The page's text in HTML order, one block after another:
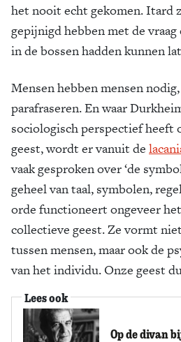
het nooit echt gekomen. Itard
gepijnigd hebben met de
in de bossen hadden kunnen
Mensen hebben mensen
parafraseren. En waar
sociologisch perspectief heeft
geest, wordt er vanuit de
vaak gesproken over ‘de
geheel van taal, symbolen,
orde functioneert ongeveer
collectieve geest. Ze vormt
tussen mensen, maar ook de
van het individu. Onze geest
Lees ook
Op de divan